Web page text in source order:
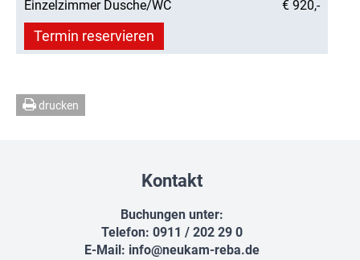
Einzelzimmer Dusche/WC
€ 920,-
Termin reservieren
drucken
Kontakt
Buchungen unter:
Telefon: 0911 / 202 29 0
E-Mail: info@neukam-reba.de